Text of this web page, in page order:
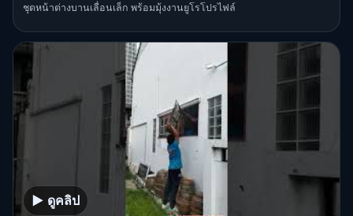
ชุดหน้าต่างบานเลื่อนเล็ก พร้อมมุ้งงานยูโรโปรไฟล์
▶ ดูคลิป